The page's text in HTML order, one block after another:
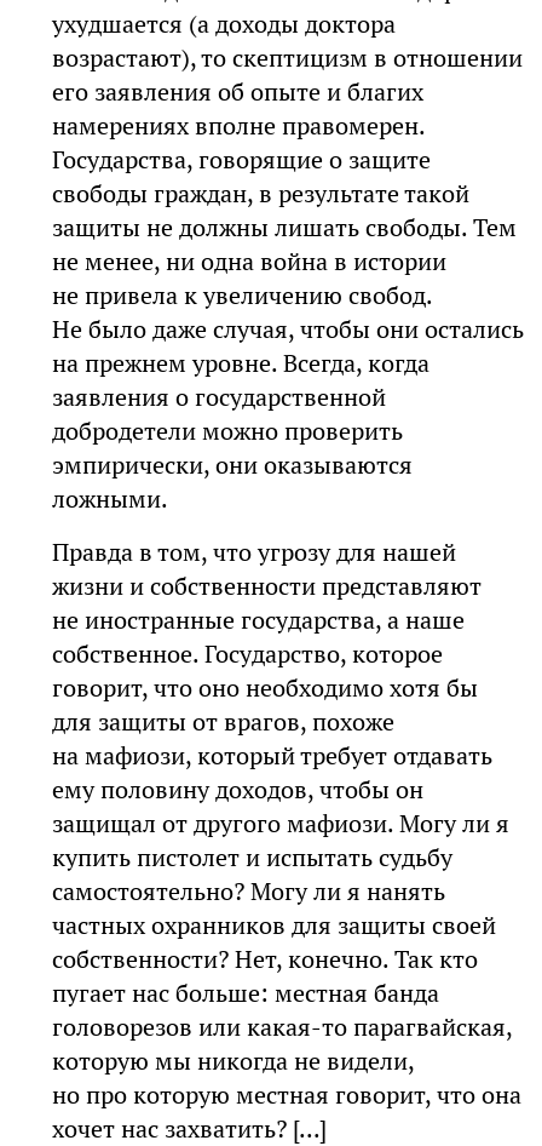
ухудшается (а доходы доктора
возрастают), то скептицизм в отношении
его заявления об опыте и благих
намерениях вполне правомерен.
Государства, говорящие о защите
свободы граждан, в результате такой
защиты не должны лишать свободы. Тем
не менее, ни одна война в истории
не привела к увеличению свобод.
Не было даже случая, чтобы они остались
на прежнем уровне. Всегда, когда
заявления о государственной
добродетели можно проверить
эмпирически, они оказываются
ложными.
Правда в том, что угрозу для нашей
жизни и собственности представляют
не иностранные государства, а наше
собственное. Государство, которое
говорит, что оно необходимо хотя бы
для защиты от врагов, похоже
на мафиози, который требует отдавать
ему половину доходов, чтобы он
защищал от другого мафиози. Могу ли я
купить пистолет и испытать судьбу
самостоятельно? Могу ли я нанять
частных охранников для защиты своей
собственности? Нет, конечно. Так кто
пугает нас больше: местная банда
головорезов или какая-то парагвайская,
которую мы никогда не видели,
но про которую местная говорит, что она
хочет нас захватить? [...]